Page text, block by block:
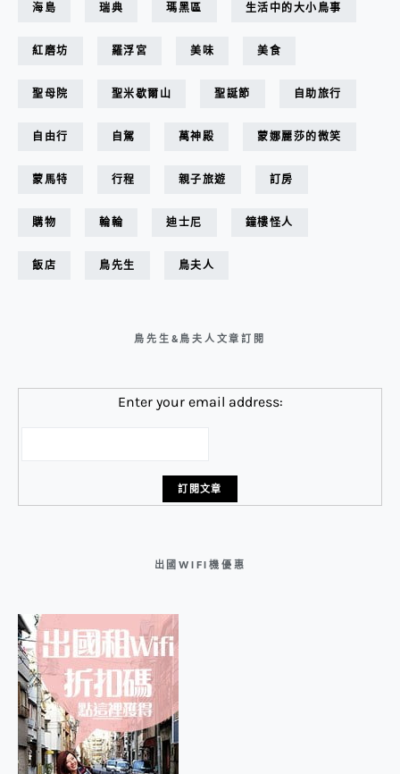
海島 瑞典 瑪黑區 生活中的大小鳥事
紅磨坊 羅浮宮 美味 美食
聖母院 聖米歇爾山 聖誕節 自助旅行
自由行 自駕 萬神殿 蒙娜麗莎的微笑
蒙馬特 行程 親子旅遊 訂房
購物 輪輪 迪士尼 鐘樓怪人
飯店 鳥先生 鳥夫人
鳥先生&鳥夫人文章訂閱
Enter your email address:
出國WIFI機優惠